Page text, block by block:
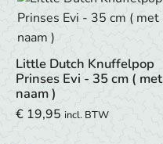
Little Dutch Knuffelpop
Prinses Evi - 35 cm ( met
naam )
€ 19,95 incl. BTW